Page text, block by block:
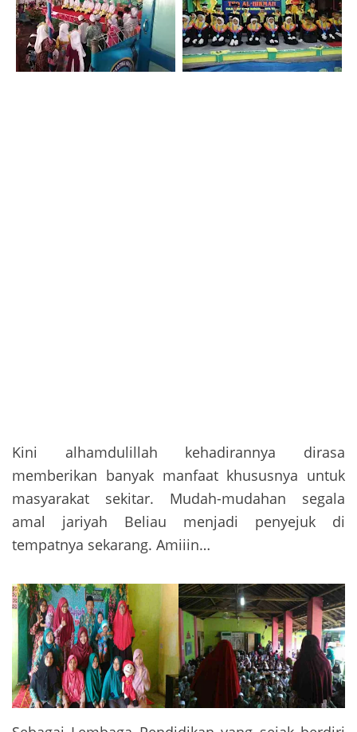
Kini alhamdulillah kehadirannya dirasa
memberikan banyak manfaat khususnya untuk
masyarakat sekitar. Mudah-mudahan segala
amal jariyah Beliau menjadi penyejuk di
tempatnya sekarang. Amiiin…